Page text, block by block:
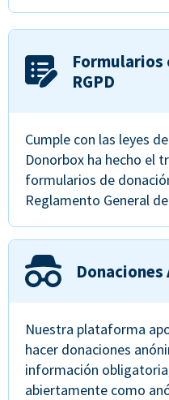
Formularios
RGPD
Cumple con las leyes
Donorbox ha hecho el
formularios de
Reglamento General
Donaciones
Nuestra plataforma
hacer donaciones
información
abiertamente como